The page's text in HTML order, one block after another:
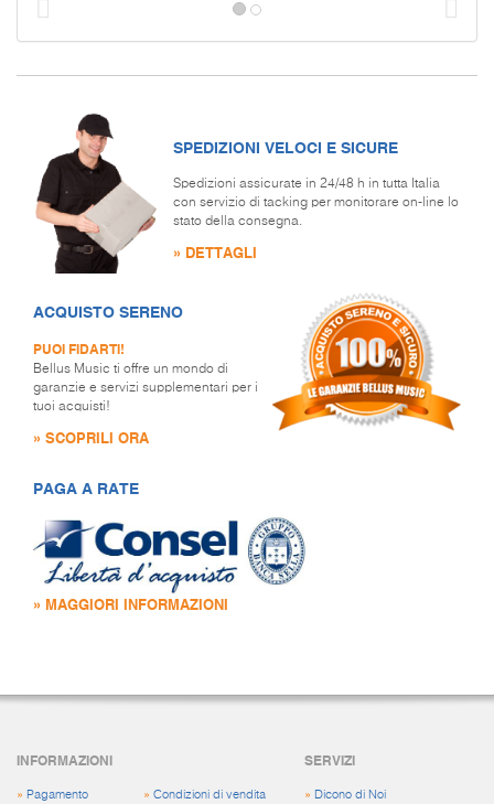
SPEDIZIONI VELOCI E SICURE
Spedizioni assicurate in 24/48 h in tutta Italia
con servizio di tacking per monitorare on-line lo
stato della consegna.
» DETTAGLI
ACQUISTO SERENO
PUOI FIDARTI!
Bellus Music ti offre un mondo di
garanzie e servizi supplementari per i
tuoi acquisti!
» SCOPRILI ORA
PAGA A RATE
» MAGGIORI INFORMAZIONI
INFORMAZIONI
» Pagamento » Condizioni di vendita
SERVIZI
» Dicono di Noi